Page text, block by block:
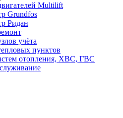
Multilift
Grundfos
Ридан
учёта
пунктов
отопления, ХВС, ГВС